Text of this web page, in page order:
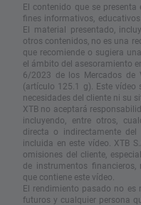
El contenido que se presenta
fines informativos,
El material presentado,
otros contenidos, no es una
que recomiende o sugiera
el ámbito del asesoramiento
6/2023 de los Mercados de
(artículo 125.1 g). Este vídeo
necesidades del cliente ni su
XTB no aceptará
incluyendo, entre otros,
directa o indirectamente
incluida en este vídeo. XTB
omisiones del cliente,
de instrumentos
que contiene este vídeo.
El rendimiento pasado no es
futuros y cualquier persona